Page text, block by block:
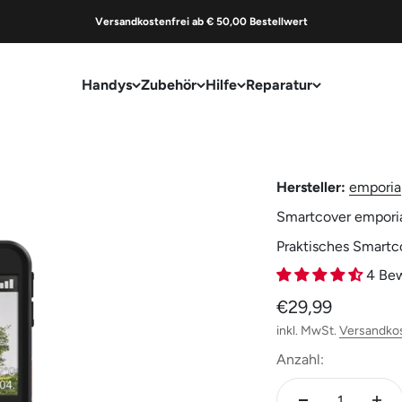
Versandkostenfrei ab € 50,00 Bestellwert
Handys Zubehör Hilfe Reparatur
Hersteller: emporia
Smartcover
Praktisches
4
Angebot
€29,99
inkl. MwSt.
Anzahl: